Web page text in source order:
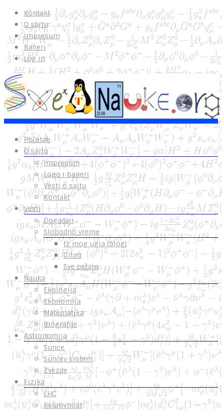
Kontakt
O sajtu
Impresum
Baneri
Log in
Početak
O sajtu
Impresum
Logo i baneri
Vesti o sajtu
Kontakt
Vesti
Događaji
Slobodno vreme
Iz mog ugla (blog)
Citati
Sve ostalo
Nauka
Ekologija
Ekonomija
Matematika
Biografije
Astronomija
Sunce
Sunčev sistem
Zvezde
Fizika
LHC
Relativnost